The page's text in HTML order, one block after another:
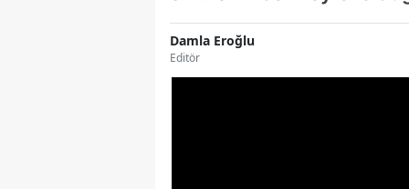
Damla Eroğlu
Editör